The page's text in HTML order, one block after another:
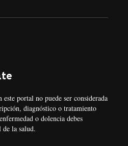
portal no puede ser considerada
diagnóstico o tratamiento
o dolencia debes
la salud.